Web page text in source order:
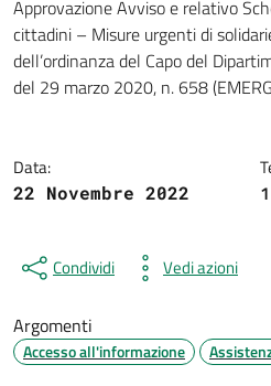
Dettagli della
Approvazione Avviso e relativo
cittadini – Misure urgenti di
dell’ordinanza del Capo del
del 29 marzo 2020, n. 658
Data:
22 Novembre 2022
Condividi Vedi azioni
Argomenti
Accesso all'informazione